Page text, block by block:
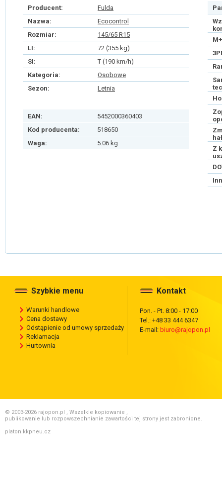
Producent:
Fulda
Nazwa:
Ecocontrol
Rozmiar:
145/65 R15
LI:
72 (355 kg)
SI:
T (190 km/h)
Kategoria:
Osobowe
Sezon:
Letnia
EAN:
5452000360403
Kod producenta:
518650
Waga:
5.06 kg
Z
Szybkie menu
Warunki handlowe
Cena dostawy
Odstąpienie od umowy sprzedaży
Reklamacja
Hurtownia
Kontakt
Pon. - Pt. 8:00 - 17:00
Tel.: +48 33 444 6347
E-mail: biuro@rajopon.pl
© 2003-2026 rajopon.pl , Wszelkie kopiowanie ,
publikowanie lub rozpowszechnianie zawartości tej strony jest zabronione.
platon.kkpneu.cz